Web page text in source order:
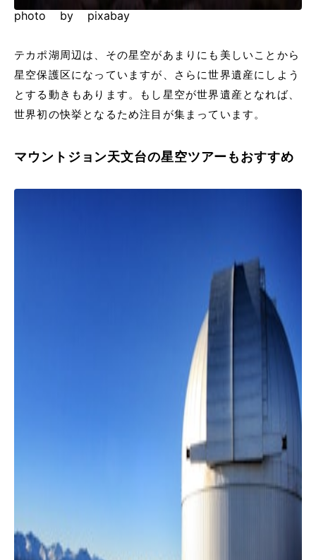
photo by pixabay
テカポ湖周辺は、その星空があまりにも美しいことから
星空保護区になっていますが、さらに世界遺産にしよう
とする動きもあります。もし星空が世界遺産となれば、
世界初の快挙となるため注目が集まっています。
マウントジョン天文台の星空ツアーもおすすめ